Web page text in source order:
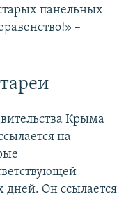
панельных
–
Крыма
на
дней. Он ссылается